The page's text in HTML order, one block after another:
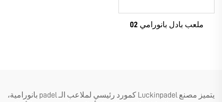
ملعب بادل بانورامي 02
يتميز مصنع Luckinpadel كمورد رئيسي لملاعب الـ padel بانورامية،